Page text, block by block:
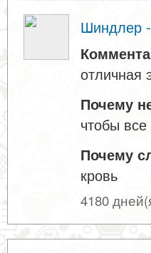
Шиндлер
отличная
Почему
чтобы
Почему
кровь
4180